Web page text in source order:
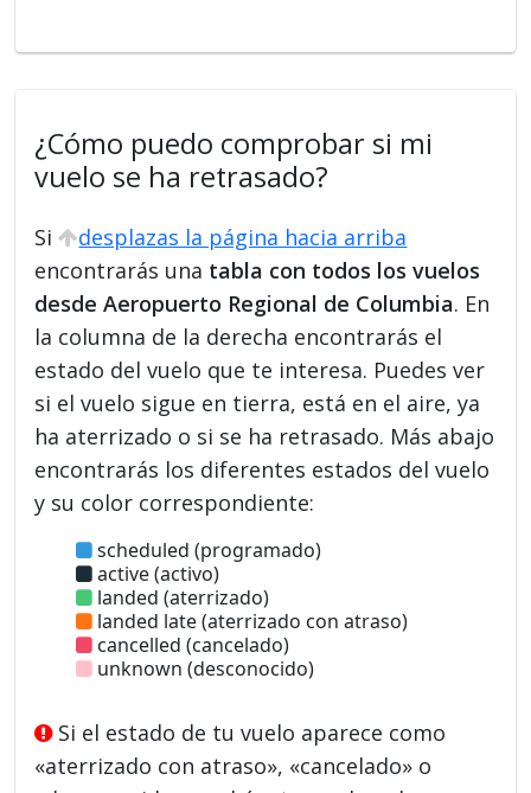
¿Cómo puedo comprobar si mi
vuelo se ha retrasado?
Si
desplazas la página hacia arriba
encontrarás una tabla con todos los vuelos
desde Aeropuerto Regional de Columbia. En
la columna de la derecha encontrarás el
estado del vuelo que te interesa. Puedes ver
si el vuelo sigue en tierra, está en el aire, ya
ha aterrizado o si se ha retrasado. Más abajo
encontrarás los diferentes estados del vuelo
y su color correspondiente:
scheduled (programado)
active (activo)
landed (aterrizado)
landed late (aterrizado con atraso)
cancelled (cancelado)
unknown (desconocido)
Si el estado de tu vuelo aparece como
«aterrizado con atraso», «cancelado» o